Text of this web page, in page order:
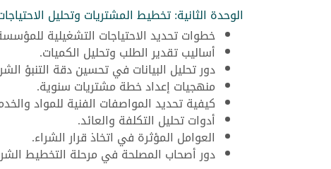
الوحدة الثانية: تخطيط المشتريات وتحليل
خطوات تحديد الاحتياجات التشغيلية
أساليب تقدير الطلب وتحليل الكميات.
دور تحليل البيانات في تحسين دقة التنبؤ
منهجيات إعداد خطة مشتريات سنوية.
كيفية تحديد المواصفات الفنية للمواد
أدوات تحليل التكلفة والعائد.
العوامل المؤثرة في اتخاذ قرار الشراء.
دور أصحاب المصلحة في مرحلة التخطيط